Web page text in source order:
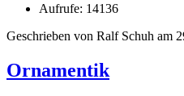
Aufrufe: 14136
Geschrieben von Ralf Schuh am
Ornamentik